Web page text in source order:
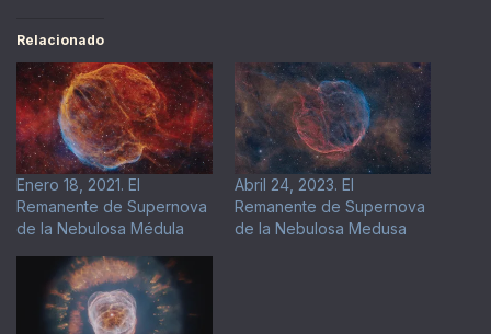
Relacionado
Enero 18, 2021. El
Remanente de Supernova
de la Nebulosa Médula
Abril 24, 2023. El
Remanente de Supernova
de la Nebulosa Medusa